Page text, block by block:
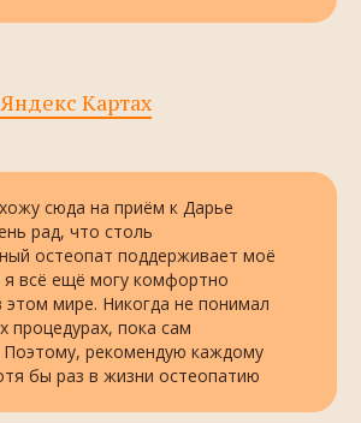
Картах
сюда на приём к Дарье
рад, что столь
остеопат поддерживает моё
я всё ещё могу комфортно
этом мире. Никогда не понимал
процедурах, пока сам
рекомендую каждому
бы раз в жизни остеопатию